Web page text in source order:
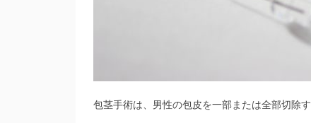
包茎手術は、男性の包皮を一部または全部切除